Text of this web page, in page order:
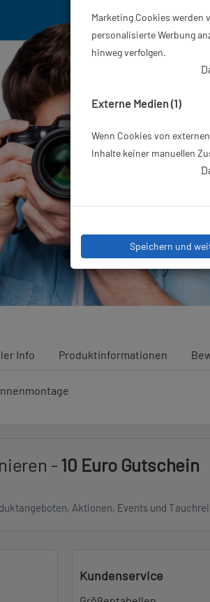
Info Produktinformationen
-10 Euro Gutschein
Aktionen, Events und
Kundenservice
Marketing Cookies
personalisierte Werbung
hinweg verfolgen.
Externe Medien (1)
Wenn Cookies von
Inhalte keiner manuellen
Speichern und